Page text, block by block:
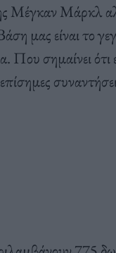
Μέγκαν Μάρκλ
μας είναι το
Που σημαίνει ότι